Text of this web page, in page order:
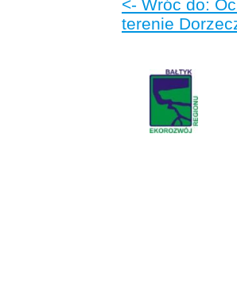
<- Wróc do:
terenie